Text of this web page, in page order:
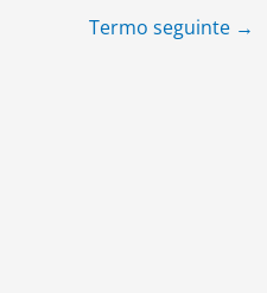
Termo seguinte →